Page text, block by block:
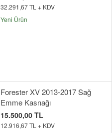
32.291,67 TL + KDV
Yeni Ürün
Forester XV 2013-2017 Sağ
Emme Kasnağı
15.500,00 TL
12.916,67 TL + KDV